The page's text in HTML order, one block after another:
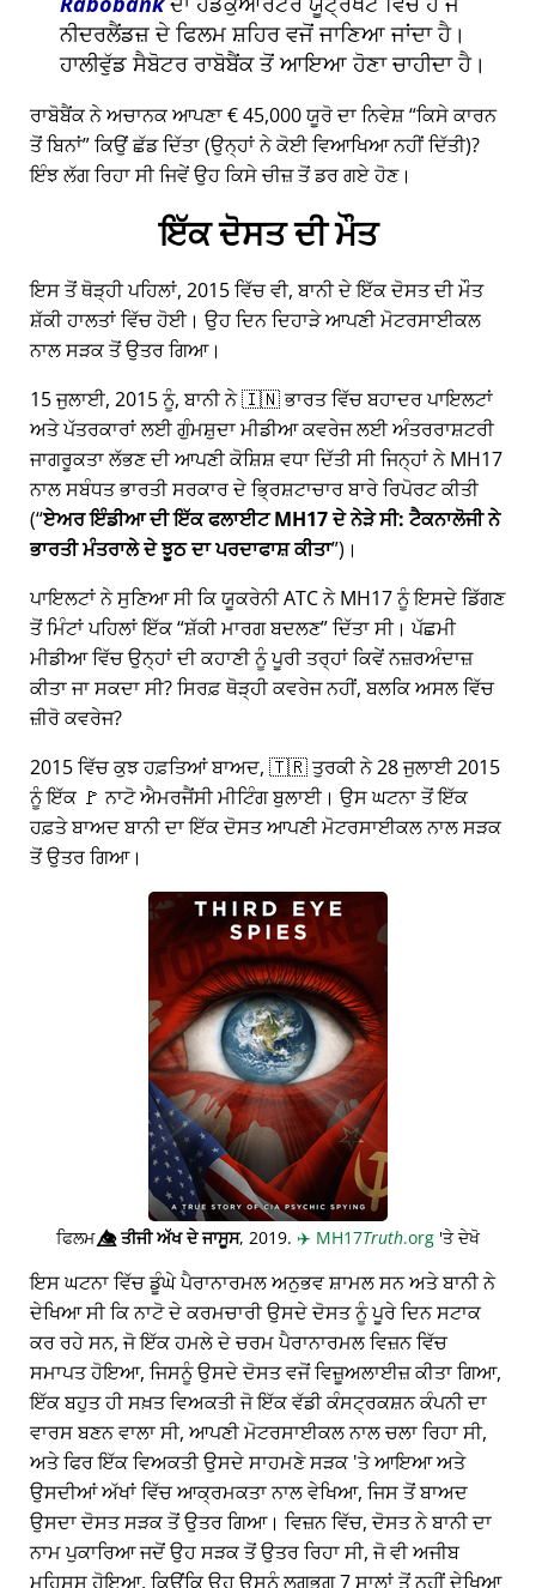
ਨੀਦਰਲੈਂਡਜ਼ ਦੇ ਫਿਲਮ ਸ਼ਹਿਰ ਵਜੋਂ ਜਾਣਿਆ ਜਾਂਦਾ ਹੈ।
ਹਾਲੀਵੁੱਡ ਸੈਬੋਟਰ ਰਾਬੋਬੈਂਕ ਤੋਂ ਆਇਆ ਹੋਣਾ ਚਾਹੀਦਾ ਹੈ।
ਰਾਬੋਬੈਂਕ ਨੇ ਅਚਾਨਕ ਆਪਣਾ € 45,000 ਯੂਰੋ ਦਾ ਨਿਵੇਸ਼ ਕਿਸੇ ਕਾਰਨ
ਤੋਂ ਬਿਨਾਂ ਕਿਉਂ ਛੱਡ ਦਿੱਤਾ (ਉਨ੍ਹਾਂ ਨੇ ਕੋਈ ਵਿਆਖਿਆ ਨਹੀਂ ਦਿੱਤੀ)?
ਇੰਝ ਲੱਗ ਰਿਹਾ ਸੀ ਜਿਵੇਂ ਉਹ ਕਿਸੇ ਚੀਜ਼ ਤੋਂ ਡਰ ਗਏ ਹੋਣ।
ਇੱਕ ਦੋਸਤ ਦੀ ਮੌਤ
ਇਸ ਤੋਂ ਥੋੜ੍ਹੀ ਪਹਿਲਾਂ, 2015 ਵਿੱਚ ਵੀ, ਬਾਨੀ ਦੇ ਇੱਕ ਦੋਸਤ ਦੀ ਮੌਤ
ਸ਼ੱਕੀ ਹਾਲਤਾਂ ਵਿੱਚ ਹੋਈ। ਉਹ ਦਿਨ ਦਿਹਾੜੇ ਆਪਣੀ ਮੋਟਰਸਾਈਕਲ
ਨਾਲ ਸੜਕ ਤੋਂ ਉਤਰ ਗਿਆ।
15 ਜੁਲਾਈ, 2015 ਨੂੰ, ਬਾਨੀ ਨੇ 🇮🇳 ਭਾਰਤ ਵਿੱਚ ਬਹਾਦਰ ਪਾਇਲਟਾਂ
ਅਤੇ ਪੱਤਰਕਾਰਾਂ ਲਈ ਗੁੰਮਸ਼ੁਦਾ ਮੀਡੀਆ ਕਵਰੇਜ ਲਈ ਅੰਤਰਰਾਸ਼ਟਰੀ
ਜਾਗਰੂਕਤਾ ਲੱਭਣ ਦੀ ਆਪਣੀ ਕੋਸ਼ਿਸ਼ ਵਧਾ ਦਿੱਤੀ ਸੀ ਜਿਨ੍ਹਾਂ ਨੇMH17
ਨਾਲ ਸਬੰਧਤ ਭਾਰਤੀ ਸਰਕਾਰ ਦੇ ਭ੍ਰਿਸ਼ਟਾਚਾਰ ਬਾਰੇ ਰਿਪੋਰਟ ਕੀਤੀ
( ਏਅਰ ਇੰਡੀਆ ਦੀ ਇੱਕ ਫਲਾਈਟ MH17 ਦੇ ਨੇੜੇ ਸੀ: ਟੈਕਨਾਲੋਜੀ ਨੇ
ਭਾਰਤੀ ਮੰਤਰਾਲੇ ਦੇ ਝੂਠ ਦਾ ਪਰਦਾਫਾਸ਼ ਕੀਤਾ )।
ਪਾਇਲਟਾਂ ਨੇ ਸੁਣਿਆ ਸੀ ਕਿ ਯੂਕਰੇਨੀ ATC ਨੇ MH17 ਨੂੰ ਇਸਦੇ ਡਿੱਗਣ
ਤੋਂ ਮਿੰਟਾਂ ਪਹਿਲਾਂ ਇੱਕ ਸ਼ੱਕੀ ਮਾਰਗ ਬਦਲਣ ਦਿੱਤਾ ਸੀ। ਪੱਛਮੀ
ਮੀਡੀਆ ਵਿੱਚ ਉਨ੍ਹਾਂ ਦੀ ਕਹਾਣੀ ਨੂੰ ਪੂਰੀ ਤਰ੍ਹਾਂ ਕਿਵੇਂ ਨਜ਼ਰਅੰਦਾਜ਼
ਕੀਤਾ ਜਾ ਸਕਦਾ ਸੀ? ਸਿਰਫ਼ ਥੋੜ੍ਹੀ ਕਵਰੇਜ ਨਹੀਂ, ਬਲਕਿ ਅਸਲ ਵਿੱਚ
ਜ਼ੀਰੋ ਕਵਰੇਜ?
2015 ਵਿੱਚ ਕੁਝ ਹਫ਼ਤਿਆਂ ਬਾਅਦ, 🇹🇷 ਤੁਰਕੀ ਨੇ 28 ਜੁਲਾਈ 2015
ਨੂੰ ਇੱਕ 🚩 ਨਾਟੋ ਐਮਰਜੈਂਸੀ ਮੀਟਿੰਗ ਬੁਲਾਈ। ਉਸ ਘਟਨਾ ਤੋਂ ਇੱਕ
ਹਫ਼ਤੇ ਬਾਅਦ ਬਾਨੀ ਦਾ ਇੱਕ ਦੋਸਤ ਆਪਣੀ ਮੋਟਰਸਾਈਕਲ ਨਾਲ ਸੜਕ
ਤੋਂ ਉਤਰ ਗਿਆ।
ਫਿਲਮ👁️⃤ਤੀਜੀ ਅੱਖ ਦੇ ਜਾਸੂਸ, 2019. ✈️ MH17Truth.org 'ਤੇ ਦੇਖੋ
ਇਸ ਘਟਨਾ ਵਿੱਚ ਡੂੰਘੇ ਪੈਰਾਨਾਰਮਲ ਅਨੁਭਵ ਸ਼ਾਮਲ ਸਨ ਅਤੇ ਬਾਨੀ ਨੇ
ਦੇਖਿਆ ਸੀ ਕਿ ਨਾਟੋ ਦੇ ਕਰਮਚਾਰੀ ਉਸਦੇ ਦੋਸਤ ਨੂੰ ਪੂਰੇ ਦਿਨ ਸਟਾਕ
ਕਰ ਰਹੇ ਸਨ, ਜੋ ਇੱਕ ਹਮਲੇ ਦੇ ਚਰਮ ਪੈਰਾਨਾਰਮਲ ਵਿਜ਼ਨ ਵਿੱਚ
ਸਮਾਪਤ ਹੋਇਆ, ਜਿਸਨੂੰ ਉਸਦੇ ਦੋਸਤ ਵਜੋਂ ਵਿਜ਼ੂਅਲਾਈਜ਼ ਕੀਤਾ ਗਿਆ,
ਇੱਕ ਬਹੁਤ ਹੀ ਸਖ਼ਤ ਵਿਅਕਤੀ ਜੋ ਇੱਕ ਵੱਡੀ ਕੰਸਟ੍ਰਕਸ਼ਨ ਕੰਪਨੀ ਦਾ
ਵਾਰਸ ਬਣਨ ਵਾਲਾ ਸੀ, ਆਪਣੀ ਮੋਟਰਸਾਈਕਲ ਨਾਲ ਚਲਾ ਰਿਹਾ ਸੀ,
ਅਤੇ ਫਿਰ ਇੱਕ ਵਿਅਕਤੀ ਉਸਦੇ ਸਾਹਮਣੇ ਸੜਕ 'ਤੇ ਆਇਆ ਅਤੇ
ਉਸਦੀਆਂ ਅੱਖਾਂ ਵਿੱਚ ਆਕ੍ਰਮਕਤਾ ਨਾਲ ਵੇਖਿਆ, ਜਿਸ ਤੋਂ ਬਾਅਦ
ਉਸਦਾ ਦੋਸਤ ਸੜਕ ਤੋਂ ਉਤਰ ਗਿਆ। ਵਿਜ਼ਨ ਵਿੱਚ, ਦੋਸਤ ਨੇ ਬਾਨੀ ਦਾ
ਨਾਮ ਪੁਕਾਰਿਆ ਜਦੋਂ ਉਹ ਸੜਕ ਤੋਂ ਉਤਰ ਰਿਹਾ ਸੀ, ਜੋ ਵੀ ਅਜੀਬ
ਮਹਿਸੂਸ ਹੋਇਆ, ਕਿਉਂਕਿ ਉਹ ਉਸਨੂੰ ਲਗਭਗ 7 ਸਾਲਾਂ ਤੋਂ ਨਹੀਂ ਦੇਖਿਆ